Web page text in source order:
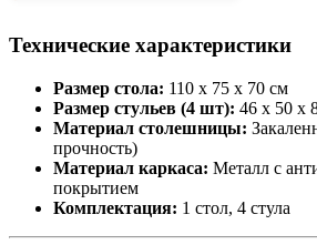
Технические характеристики
Размер стола: 110 х 75 х 70 см
Размер стульев (4 шт): 46 х 50 х
Материал столешницы:
прочность)
Материал каркаса: Металл с
покрытием
Комплектация: 1 стол, 4 стула